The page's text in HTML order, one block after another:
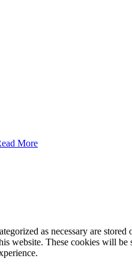
More
as necessary are
website. These cookies will